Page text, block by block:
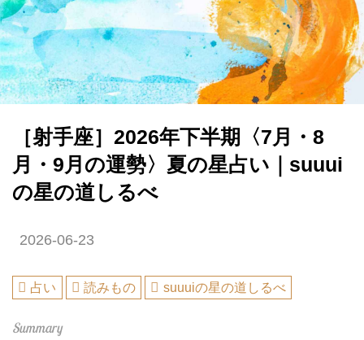
［射手座］2026年下半期〈7月・8
月・9月の運勢〉夏の星占い｜suuui
の星の道しるべ
2026-06-23
占い 読みもの suuuiの星の道しるべ